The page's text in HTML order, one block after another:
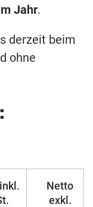
Jahr.
derzeit beim
ohne
Netto
exkl.